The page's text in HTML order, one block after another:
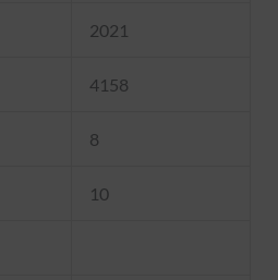
2021
4158
8
10